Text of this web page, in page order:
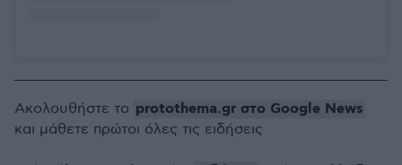
Ακολουθήστε το protothema.gr στο Google News
και μάθετε πρώτοι όλες τις ειδήσεις